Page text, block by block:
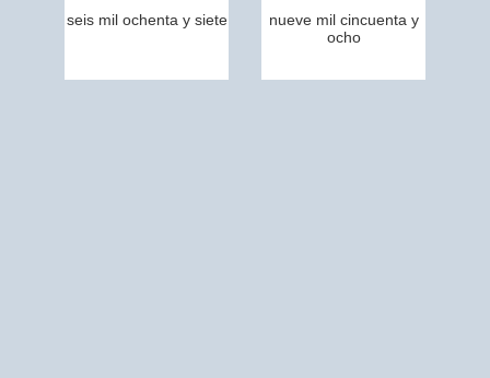
seis mil ochenta y siete
nueve mil cincuenta y
ocho